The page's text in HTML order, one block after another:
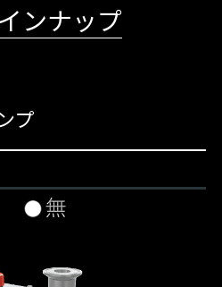
ンナップ
プ